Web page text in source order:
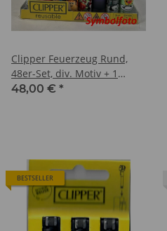
Clipper Feuerzeug Rund,
48er-Set, div. Motiv + 1
Display
48,00 € *
BESTSELLER